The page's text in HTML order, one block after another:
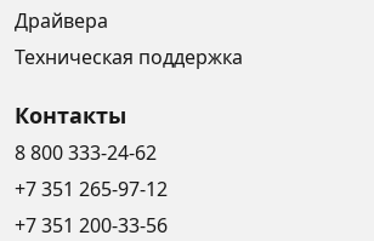
Драйвера
Техническая поддержка
Контакты
8 800 333-24-62
+7 351 265-97-12
+7 351 200-33-56